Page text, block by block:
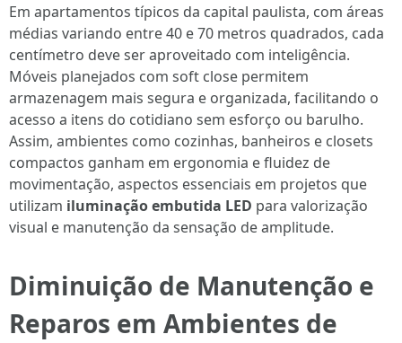
Em apartamentos típicos da capital paulista, com áreas
médias variando entre 40 e 70 metros quadrados, cada
centímetro deve ser aproveitado com inteligência.
Móveis planejados com soft close permitem
armazenagem mais segura e organizada, facilitando o
acesso a itens do cotidiano sem esforço ou barulho.
Assim, ambientes como cozinhas, banheiros e closets
compactos ganham em ergonomia e fluidez de
movimentação, aspectos essenciais em projetos que
utilizam iluminação embutida LED para valorização
visual e manutenção da sensação de amplitude.
Diminuição de Manutenção e
Reparos em Ambientes de